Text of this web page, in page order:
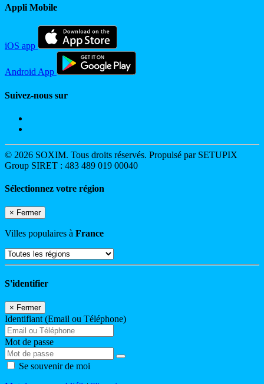
Appli Mobile
iOS app
Android App
Suivez-nous sur
© 2026 SOXIM. Tous droits réservés. Propulsé par SETUPIX
Group SIRET : 483 489 019 00040
Sélectionnez votre région
× Fermer
Villes populaires à France
S'identifier
× Fermer
Identifiant (Email ou Téléphone)
Mot de passe
Se souvenir de moi